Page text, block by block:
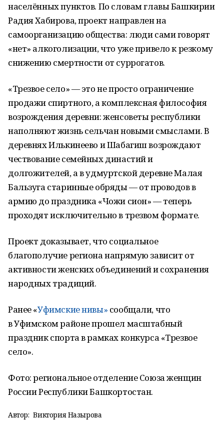
населённых пунктов. По словам главы Башкирии
Радия Хабирова, проект направлен на
самоорганизацию общества: люди сами говорят
«нет» алкоголизации, что уже привело к резкому
снижению смертности от суррогатов.
«Трезвое село» — это не просто ограничение
продажи спиртного, а комплексная философия
возрождения деревни: женсоветы республики
наполняют жизнь сельчан новыми смыслами. В
деревнях Илькинеево и Шабагиш возрождают
чествование семейных династий и
долгожителей, а в удмуртской деревне Малая
Бальзуга старинные обряды — от проводов в
армию до праздника «Чожи сион» — теперь
проходят исключительно в трезвом формате.
Проект доказывает, что социальное
благополучие региона напрямую зависит от
активности женских объединений и сохранения
народных традиций.
Ранее «Уфимские нивы» сообщали, что
в Уфимском районе прошел масштабный
праздник спорта в рамках конкурса «Трезвое
село».
Фото: региональное отделение Союза женщин
России Республики Башкортостан.
Автор: Виктория Назырова